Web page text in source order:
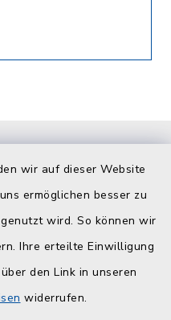
wir auf dieser Website
ermöglichen besser zu
wird. So können wir
Ihre erteilte Einwilligung
den Link in unseren
widerrufen.